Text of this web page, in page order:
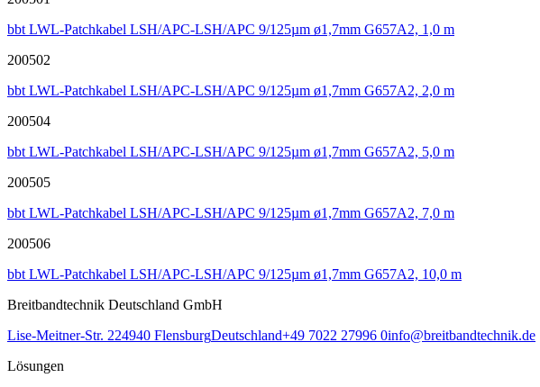
bbt LWL-Patchkabel LSH/APC-LSH/APC 9/125µm ø1,7mm G657A2, 1,0 m
200502
bbt LWL-Patchkabel LSH/APC-LSH/APC 9/125µm ø1,7mm G657A2, 2,0 m
200504
bbt LWL-Patchkabel LSH/APC-LSH/APC 9/125µm ø1,7mm G657A2, 5,0 m
200505
bbt LWL-Patchkabel LSH/APC-LSH/APC 9/125µm ø1,7mm G657A2, 7,0 m
200506
bbt LWL-Patchkabel LSH/APC-LSH/APC 9/125µm ø1,7mm G657A2, 10,0 m
Breitbandtechnik Deutschland GmbH
Lise-Meitner-Str. 224940 FlensburgDeutschland+49 7022 27996 0info@breitbandtechnik.de
Lösungen